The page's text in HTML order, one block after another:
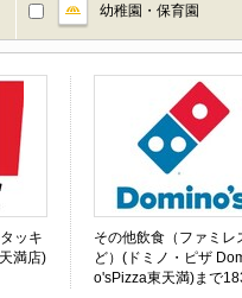
幼稚園・保育園
ッキ
満店)
その他飲食（ファミレ
ど）(ドミノ・ピザ
o'sPizza東天満)まで